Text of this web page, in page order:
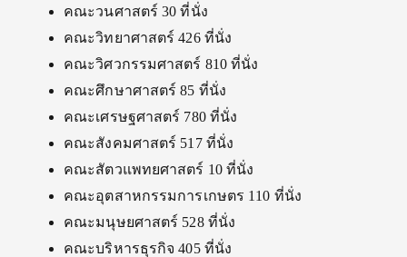
คณะวนศาสตร์ 30 ที่นั่ง
คณะวิทยาศาสตร์ 426 ที่นั่ง
คณะวิศวกรรมศาสตร์ 810 ที่นั่ง
คณะศึกษาศาสตร์ 85 ที่นั่ง
คณะเศรษฐศาสตร์ 780 ที่นั่ง
คณะสังคมศาสตร์ 517 ที่นั่ง
คณะสัตวแพทยศาสตร์ 10 ที่นั่ง
คณะอุตสาหกรรมการเกษตร 110 ที่นั่ง
คณะมนุษยศาสตร์ 528 ที่นั่ง
คณะบริหารธุรกิจ 405 ที่นั่ง